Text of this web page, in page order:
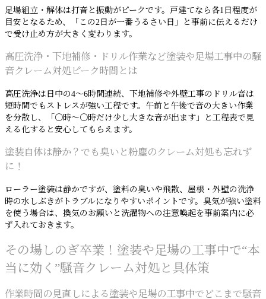
足場組立・解体は打音と振動がピークです。戸建てなら各1日程度が
目安となるため、「この2日が一番うるさい日」と事前に伝えるだけ
で受け止め方が大きく変わります。
高圧洗浄・下地補修・ドリル作業など塗装や足場工事中の騒
音クレーム対処ピーク時間とは
高圧洗浄は日中の4〜6時間連続、下地補修や外壁工事のドリル音は
短時間でもストレスが強い工程です。午前と午後で音の大きい作業
を分散し、「〇時〜〇時だけ少し大きな音が出ます」と工程表で見
える化すると安心してもらえます。
塗装自体は静か？でも臭いと粉塵のクレーム対処も忘れず
に！
ローラー塗装は静かですが、塗料の臭いや飛散、屋根・外壁の洗浄
時の水しぶきがトラブルになりやすいポイントです。臭気が強い塗料
を使う場合は、換気のお願いと洗濯物への注意喚起を事前案内に必
ず入れておきます。
その場しのぎ卒業！塗装や足場の工事中で“本
当に効く”騒音クレーム対処と具体策
作業時間の見直しによる塗装や足場の工事中でどこまで騒音